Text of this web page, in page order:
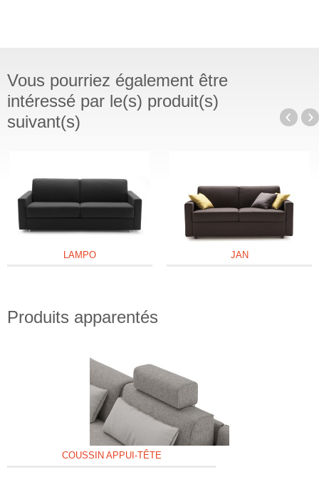
Vous pourriez également être
intéressé par le(s) produit(s)
suivant(s)
LAMPO JAN
Produits apparentés
COUSSIN APPUI-TÊTE